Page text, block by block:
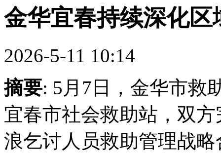
金华宜春持续深化区
2026-5-11 10:14
摘要: 5月7日，金华市救
宜春市社会救助站，双
浪乞讨人员救助管理战